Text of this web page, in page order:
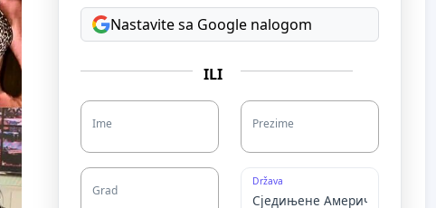
Nastavite sa Google nalogom
ILI
Ime Prezime
Grad
Država